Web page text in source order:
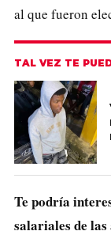
al que fueron
TAL VEZ TE
Te podría
salariales de